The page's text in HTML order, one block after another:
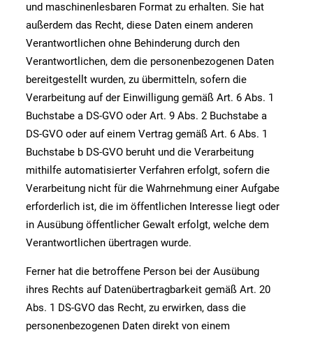
und maschinenlesbaren Format zu erhalten. Sie hat
außerdem das Recht, diese Daten einem anderen
Verantwortlichen ohne Behinderung durch den
Verantwortlichen, dem die personenbezogenen Daten
bereitgestellt wurden, zu übermitteln, sofern die
Verarbeitung auf der Einwilligung gemäß Art. 6 Abs. 1
Buchstabe a DS-GVO oder Art. 9 Abs. 2 Buchstabe a
DS-GVO oder auf einem Vertrag gemäß Art. 6 Abs. 1
Buchstabe b DS-GVO beruht und die Verarbeitung
mithilfe automatisierter Verfahren erfolgt, sofern die
Verarbeitung nicht für die Wahrnehmung einer Aufgabe
erforderlich ist, die im öffentlichen Interesse liegt oder
in Ausübung öffentlicher Gewalt erfolgt, welche dem
Verantwortlichen übertragen wurde.
Ferner hat die betroffene Person bei der Ausübung
ihres Rechts auf Datenübertragbarkeit gemäß Art. 20
Abs. 1 DS-GVO das Recht, zu erwirken, dass die
personenbezogenen Daten direkt von einem